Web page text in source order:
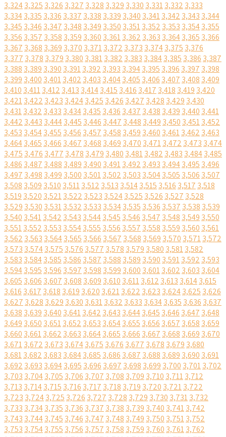
3,3243,325 3,326 3,327 3,328 3,329 3,330 3,3313,332 3,333
3,3343,335 3,336 3,337 3,338 3,339 3,340 3,3413,342 3,343 3,344
3,345 3,346 3,347 3,348 3,349 3,350 3,3513,352 3,353 3,3543,355
3,356 3,357 3,358 3,359 3,360 3,3613,362 3,363 3,3643,365 3,366
3,367 3,368 3,369 3,370 3,3713,372 3,373 3,3743,375 3,376
3,377 3,378 3,379 3,380 3,3813,382 3,383 3,3843,385 3,386 3,387
3,388 3,389 3,390 3,3913,392 3,393 3,3943,395 3,396 3,397 3,398
3,399 3,400 3,4013,402 3,403 3,4043,405 3,406 3,407 3,408 3,409
3,410 3,4113,412 3,413 3,4143,415 3,416 3,417 3,418 3,419 3,420
3,4213,422 3,423 3,4243,425 3,426 3,427 3,428 3,429 3,430
3,4313,432 3,433 3,4343,435 3,436 3,437 3,438 3,439 3,440 3,441
3,442 3,443 3,4443,445 3,446 3,447 3,448 3,449 3,450 3,4513,452
3,453 3,4543,455 3,456 3,457 3,458 3,459 3,460 3,4613,462 3,463
3,4643,465 3,466 3,467 3,468 3,469 3,470 3,4713,472 3,473 3,474
3,475 3,476 3,477 3,478 3,479 3,480 3,4813,482 3,483 3,4843,485
3,486 3,487 3,488 3,489 3,490 3,4913,492 3,493 3,4943,495 3,496
3,497 3,498 3,499 3,500 3,5013,502 3,503 3,5043,505 3,506 3,507
3,508 3,509 3,510 3,5113,512 3,513 3,5143,515 3,516 3,517 3,518
3,519 3,520 3,5213,522 3,523 3,5243,525 3,526 3,527 3,528
3,529 3,530 3,5313,532 3,533 3,5343,535 3,536 3,537 3,538 3,539
3,540 3,5413,542 3,543 3,5443,545 3,546 3,547 3,548 3,549 3,550
3,5513,552 3,553 3,5543,555 3,556 3,557 3,558 3,559 3,560 3,561
3,562 3,563 3,5643,565 3,566 3,567 3,568 3,569 3,570 3,5713,572
3,573 3,5743,575 3,576 3,577 3,578 3,579 3,580 3,5813,582
3,583 3,5843,585 3,586 3,587 3,588 3,589 3,590 3,5913,592 3,593
3,5943,595 3,596 3,597 3,598 3,599 3,600 3,6013,602 3,603 3,604
3,605 3,606 3,607 3,608 3,609 3,610 3,6113,612 3,613 3,6143,615
3,616 3,617 3,618 3,619 3,620 3,6213,622 3,623 3,6243,625 3,626
3,627 3,628 3,629 3,630 3,6313,632 3,633 3,6343,635 3,636 3,637
3,638 3,639 3,640 3,6413,642 3,643 3,6443,645 3,646 3,647 3,648
3,649 3,650 3,6513,652 3,653 3,6543,655 3,656 3,657 3,658 3,659
3,660 3,6613,662 3,663 3,6643,665 3,666 3,667 3,668 3,669 3,670
3,6713,672 3,673 3,6743,675 3,676 3,677 3,678 3,679 3,680
3,6813,682 3,683 3,6843,685 3,686 3,687 3,688 3,689 3,690 3,691
3,692 3,693 3,6943,695 3,696 3,697 3,698 3,699 3,700 3,7013,702
3,703 3,7043,705 3,706 3,707 3,708 3,709 3,710 3,7113,712
3,713 3,7143,715 3,716 3,717 3,718 3,719 3,720 3,7213,722
3,723 3,7243,725 3,726 3,727 3,728 3,729 3,730 3,7313,732
3,733 3,7343,735 3,736 3,737 3,738 3,739 3,740 3,7413,742
3,743 3,7443,745 3,746 3,747 3,748 3,749 3,750 3,7513,752
3,753 3,7543,755 3,756 3,757 3,758 3,759 3,760 3,7613,762